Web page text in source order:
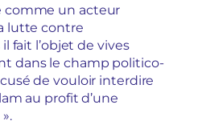
comme un acteur
lutte contre
fait l’objet de vives
dans le champ politico-
de vouloir interdire
au profit d’une